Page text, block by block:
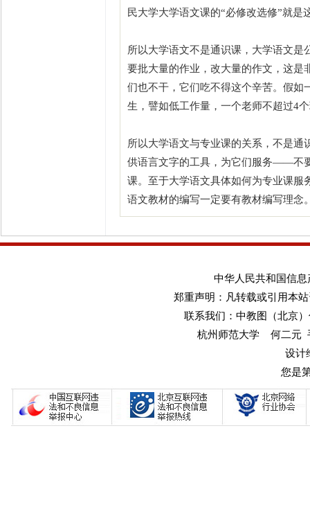
民大学大学语文课的“必修改选修”就是
所以大学语文不是通识课，大学语文
要批大量的作业，改大量的作文，这是
们也不干，它们吃不得这个辛苦。假如
生，譬如低工作量，一个老师不超过4
所以大学语文与专业课的关系，不是
供语言文字的工具，为它们服务——不
课。至于大学语文具体如何为专业课服
语文教材的编写一定要有教材编写理念
中华人民共和国信息
郑重声明：凡转载或引用本
联系我们：中教图（北京
杭州师范大学 何二元
设计
您是